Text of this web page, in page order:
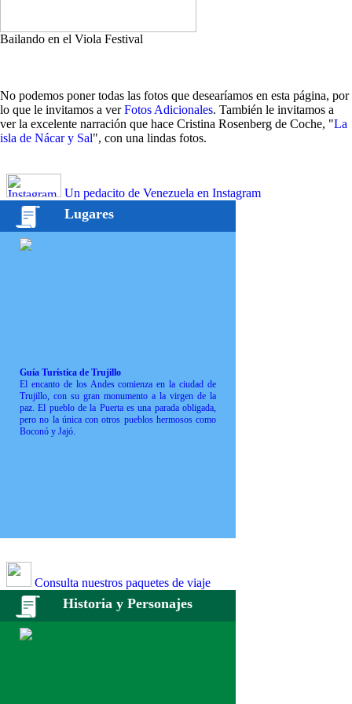
Bailando en el Viola Festival
No podemos poner todas las fotos que desearíamos en esta página, por
lo que le invitamos a verFotos Adicionales. También le invitamos a
ver la excelente narración que hace Cristina Rosenberg de Coche, "La
isla de Nácar y Sal", con una lindas fotos.
Un pedacito de Venezuela en Instagram
Lugares
Guía Turística de Trujillo
El encanto de los Andes comienza en la ciudad de
Trujillo, con su gran monumento a la virgen de la
paz. El pueblo de la Puerta es una parada obligada,
pero no la única con otros pueblos hermosos como
Boconó y Jajó.
Consulta nuestros paquetes de viaje
Historia y Personajes